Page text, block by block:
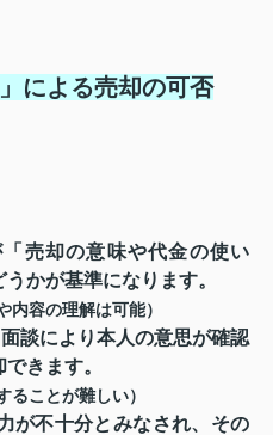
による売却の可否
売却の意味や代金の使い
かが基準になります。
容の理解は可能）
談により本人の意思が確認
きます。
ことが難しい）
が不十分とみなされ、その